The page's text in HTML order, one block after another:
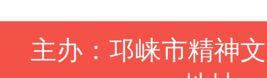
主办：邛崃市精神